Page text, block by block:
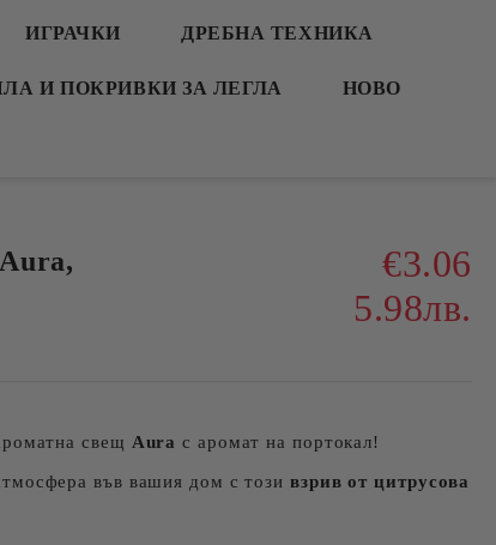
ИГРАЧКИ ДРЕБНА ТЕХНИКА
И ПОКРИВКИ ЗА ЛЕГЛА НОВО
€3.06
5.98лв.
свещ Aura с аромат на портокал!
във вашия дом с тозивзрив от цитрусова